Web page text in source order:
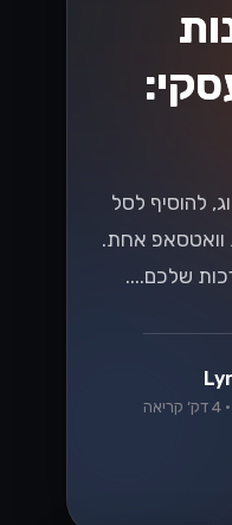
להוסיף לסל
וואטסאפ אחת.
שלכם....
• 4 דק׳ קריאה